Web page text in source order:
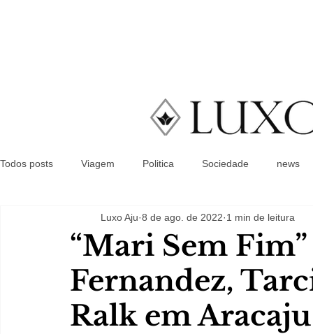
Todos posts Viagem Politica Sociedade news
“Mari Sem
Fernandez,
Ralk em
Luxo Aju 8 de ago. de 2022 1 min de leitura